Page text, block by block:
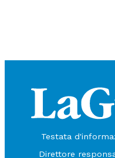
Testata
Direttore